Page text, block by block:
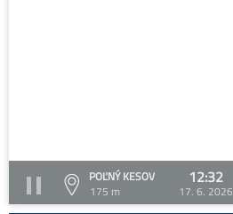
POĽNÝ KESOV
175 m
12:32
17. 6. 2026